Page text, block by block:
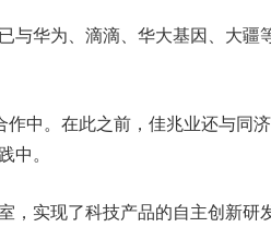
与华为、滴滴、华大基因、大疆
作中。在此之前，佳兆业还与同
中。
，实现了科技产品的自主创新研